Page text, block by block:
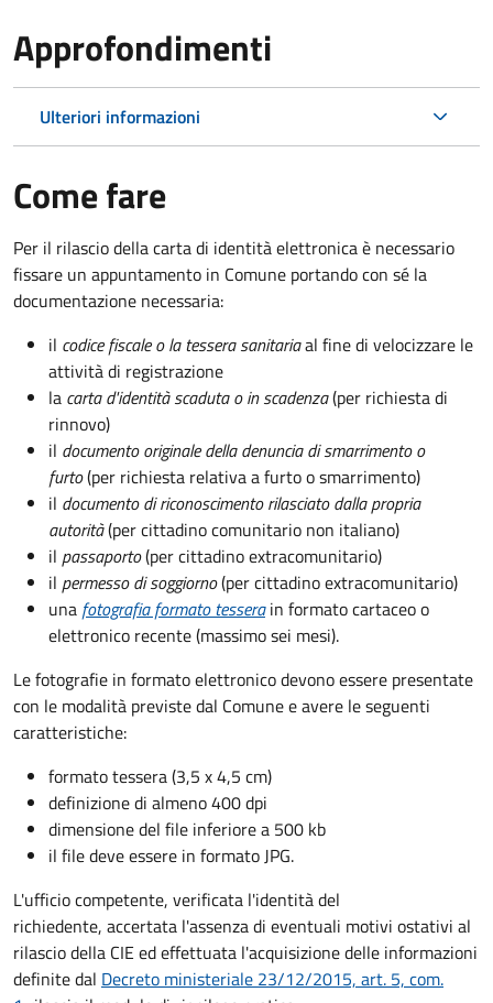
Approfondimenti
Ulteriori informazioni
Come fare
Per il rilascio della carta di identità elettronica è necessario
fissare un appuntamento in Comune portando con sé la
documentazione necessaria:
il codice fiscale o la tessera sanitariaal fine di velocizzare le
attività di registrazione
la carta d'identità scaduta o in scadenza(per richiesta di
rinnovo)
il documento originale della denuncia di smarrimento o
furto(per richiesta relativa a furto o smarrimento)
il documento di riconoscimento rilasciato dalla propria
autorità(per cittadino comunitario non italiano)
il passaporto(per cittadino extracomunitario)
il permesso di soggiorno(per cittadino extracomunitario)
una fotografia formato tessera in formato cartaceo o
elettronico recente (massimo sei mesi).
Le fotografie in formato elettronico devono essere presentate
con le modalità previste dal Comune e avere le seguenti
caratteristiche:
formato tessera (3,5 x 4,5 cm)
definizione di almeno 400 dpi
dimensione del file inferiore a 500 kb
il file deve essere in formato JPG.
L'ufficio competente, verificata l'identità del
richiedente, accertata l'assenza di eventuali motivi ostativi al
rilascio della CIE ed effettuata l'acquisizione delle informazioni
definite dal Decreto ministeriale 23/12/2015, art. 5, com.